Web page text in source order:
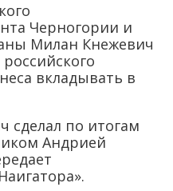
Черногории и
Милан Кнежевич
вкладывать в
сделал по итогам
Андрией